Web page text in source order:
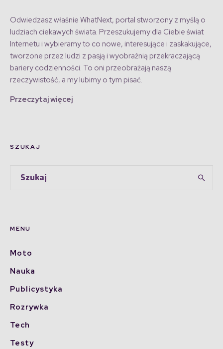
Odwiedzasz właśnie WhatNext, portal stworzony z myślą o
ludziach ciekawych świata. Przeszukujemy dla Ciebie świat
Internetu i wybieramy to co nowe, interesujące i zaskakujące,
tworzone przez ludzi z pasją i wyobraźnią przekraczającą
bariery codzienności. To oni przeobrażają naszą
rzeczywistość, a my lubimy o tym pisać.
Przeczytaj więcej
SZUKAJ
MENU
Moto
Nauka
Publicystyka
Rozrywka
Tech
Testy